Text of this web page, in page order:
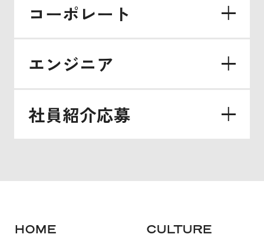
コーポレート
エンジニア
社員紹介応募
HOME CULTURE